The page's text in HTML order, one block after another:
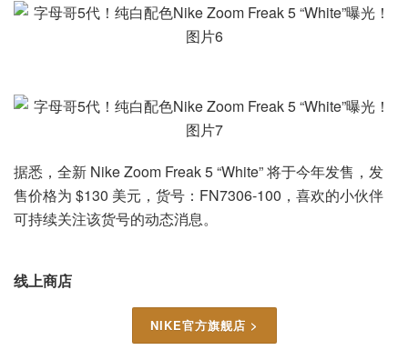
据悉，全新 Nike Zoom Freak 5 “White” 将于今年发售，发
售价格为 $130 美元，货号：FN7306-100，喜欢的小伙伴
可持续关注该货号的动态消息。
线上商店
NIKE官方旗舰店 >